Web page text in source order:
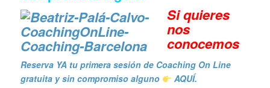
Si quieres
nos
conocemos
Reserva YA tu primera sesión de Coaching On Line
gratuita y sin compromiso alguno
AQUÍ.